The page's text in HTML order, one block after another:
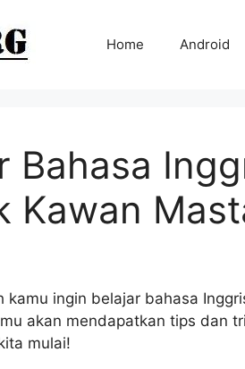
Home Android
Bahasa
Kawan
kamu ingin belajar bahasa
akan mendapatkan tips dan
mulai!